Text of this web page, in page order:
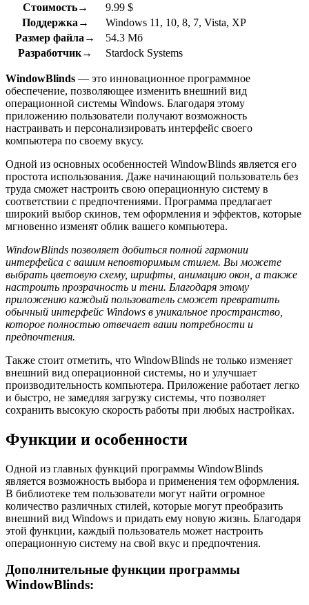
Стоимость→
9.99 $
Поддержка→
Windows 11, 10, 8, 7, Vista, XP
Размер файла→
54.3 Мб
Разработчик→
Stardock Systems
WindowBlinds — это инновационное программное
обеспечение, позволяющее изменить внешний вид
операционной системы Windows. Благодаря этому
приложению пользователи получают возможность
настраивать и персонализировать интерфейс своего
компьютера по своему вкусу.
Одной из основных особенностей WindowBlinds является его
простота использования. Даже начинающий пользователь без
труда сможет настроить свою операционную систему в
соответствии с предпочтениями. Программа предлагает
широкий выбор скинов, тем оформления и эффектов, которые
мгновенно изменят облик вашего компьютера.
WindowBlinds позволяет добиться полной гармонии
интерфейса с вашим неповторимым стилем. Вы можете
выбрать цветовую схему, шрифты, анимацию окон, а также
настроить прозрачность и тени. Благодаря этому
приложению каждый пользователь сможет превратить
обычный интерфейс Windows в уникальное пространство,
которое полностью отвечает ваши потребности и
предпочтения.
Также стоит отметить, что WindowBlinds не только изменяет
внешний вид операционной системы, но и улучшает
производительность компьютера. Приложение работает легко
и быстро, не замедляя загрузку системы, что позволяет
сохранить высокую скорость работы при любых настройках.
Функции и особенности
Одной из главных функций программы WindowBlinds
является возможность выбора и применения тем оформления.
В библиотеке тем пользователи могут найти огромное
количество различных стилей, которые могут преобразить
внешний вид Windows и придать ему новую жизнь. Благодаря
этой функции, каждый пользователь может настроить
операционную систему на свой вкус и предпочтения.
Дополнительные функции программы
WindowBlinds: